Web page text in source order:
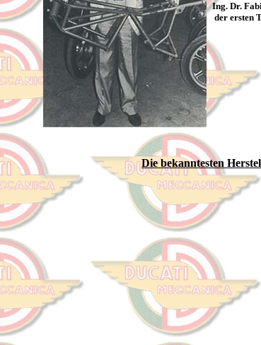
Ing. Dr.
der ersten
Die bekanntesten